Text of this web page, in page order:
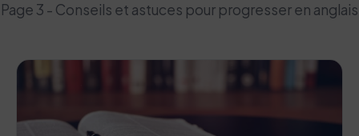
Page 3 - Conseils et astuces pour progresser en anglais